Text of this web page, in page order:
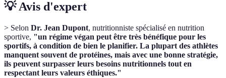
💡 Avis d'expert
> Selon Dr. Jean Dupont, nutritionniste spécialisé en nutrition
sportive, "un régime végan peut être très bénéfique pour les
sportifs, à condition de bien le planifier. La plupart des athlètes
manquent souvent de protéines, mais avec une bonne stratégie,
ils peuvent surpasser leurs besoins nutritionnels tout en
respectant leurs valeurs éthiques."